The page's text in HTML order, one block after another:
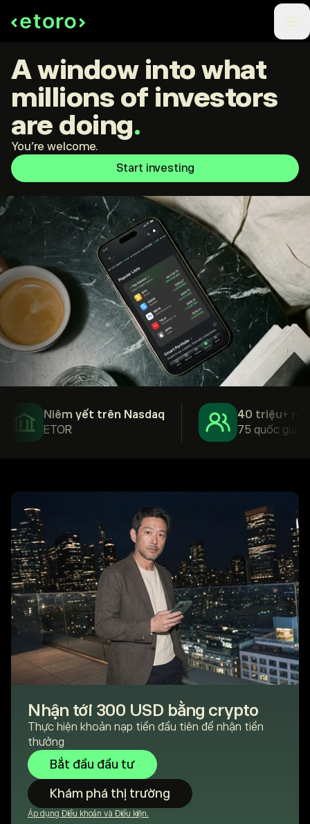
A window into what
millions of investors
are doing.
You're welcome.
Start investing
Niêm yết trên Nasdaq
ETOR
40 triệu+ người
75 quốc gia
Nhận tới 300 USD bằng crypto
Thực hiện khoản nạp tiền đầu tiên để nhận tiền
thưởng
Bắt đầu đầu tư
Khám phá thị trường
Áp dụng Điều khoản và Điều kiện.